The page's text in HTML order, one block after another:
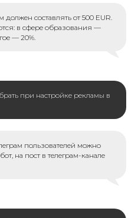
составлять от 500 EUR.
в сфере образования —
— 20%.
при настройке рекламы в
пользователей можно
на пост в телеграм-канале